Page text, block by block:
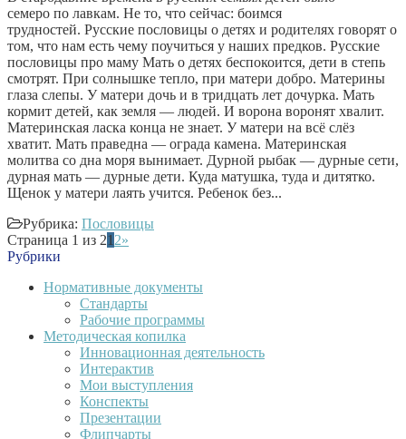
семеро по лавкам. Не то, что сейчас: боимся
трудностей. Русские пословицы о детях и родителях говорят о
том, что нам есть чему поучиться у наших предков. Русские
пословицы про маму Мать о детях беспокоится, дети в степь
смотрят. При солнышке тепло, при матери добро. Материны
глаза слепы. У матери дочь и в тридцать лет дочурка. Мать
кормит детей, как земля — людей. И ворона воронят хвалит.
Материнская ласка конца не знает. У матери на всё слёз
хватит. Мать праведна — ограда камена. Материнская
молитва со дна моря вынимает. Дурной рыбак — дурные сети,
дурная мать — дурные дети. Куда матушка, туда и дитятко.
Щенок у матери лаять учится. Ребенок без...
Рубрика: Пословицы
Страница 1 из 21 2»
Рубрики
Нормативные документы
Стандарты
Рабочие программы
Методическая копилка
Инновационная деятельность
Интерактив
Мои выступления
Конспекты
Презентации
Флипчарты